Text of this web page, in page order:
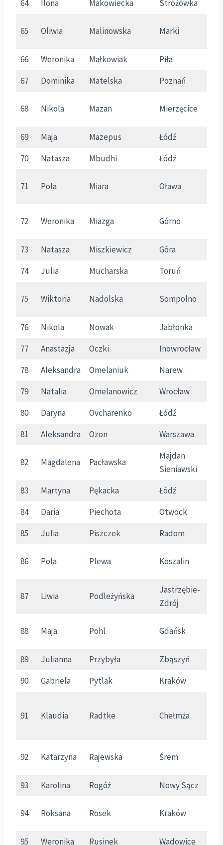
64 Ilona Makowiecka Stróżówka
65 Oliwia Malinowska Marki
66 Weronika Małkowiak Piła
67
Dominika Matelska Poznań
68 Nikola Mazan Mierzęcice
69 Maja Mazepus Łódź
70
Natasza Mbudhi Łódź
71 Pola Miara Oława
72 Weronika Miazga Górno
73 Natasza Miszkiewicz Góra
74
Julia Mucharska Toruń
75 Wiktoria Nadolska Sompolno
76 Nikola Nowak Jabłonka
77
Anastazja Oczki Inowrocław
78
Aleksandra Omelaniuk Narew
79
Natalia Omelanowicz Wrocław
80
Daryna Ovcharenko Łódź
81
Aleksandra Ozon Warszawa
82 Magdalena Pacławska
Majdan
Sieniawski
83 Martyna Pękacka Łódź
84
Daria Piechota Otwock
85
Julia Piszczek Radom
86 Pola Plewa Koszalin
87 Liwia Podleżyńska
Jastrzębie-
Zdrój
88 Maja Pohl Gdańsk
89 Julianna Przybyła Zbąszyń
90
Gabriela Pytlak Kraków
91 Klaudia Radtke Chełmża
92 Katarzyna Rajewska Śrem
93 Karolina Rogóż Nowy Sącz
94 Roksana Rosek Kraków
95 Weronika Rusinek Wadowice